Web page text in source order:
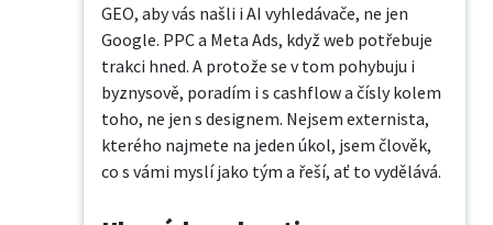
GEO, aby vás našli i AI vyhledávače, ne jen
Google. PPC a Meta Ads, když web potřebuje
trakci hned. A protože se v tom pohybuju i
byznysově, poradím i s cashflow a čísly kolem
toho, ne jen s designem. Nejsem externista,
kterého najmete na jeden úkol, jsem člověk,
co s vámi myslí jako tým a řeší, ať to vydělává.